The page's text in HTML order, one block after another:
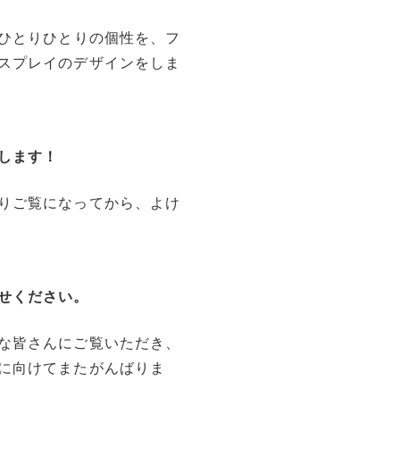
とりひとりの個性を、フ
プレイのデザインをしま
ます！
ご覧になってから、よけ
ください。
皆さんにご覧いただき、
向けてまたがんばりま